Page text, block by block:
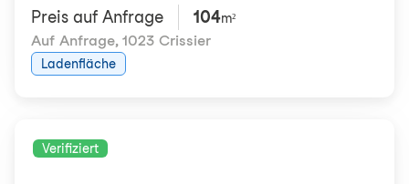
Preis auf Anfrage 104m²
Auf Anfrage, 1023 Crissier
Ladenfläche
Verifiziert